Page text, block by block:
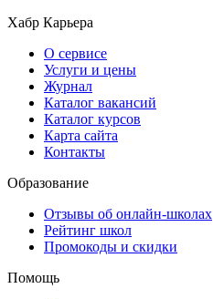
Хабр Карьера
О сервисе
Услуги и цены
Журнал
Каталог вакансий
Каталог курсов
Карта сайта
Контакты
Образование
Отзывы об онлайн-школах
Рейтинг школ
Промокоды и скидки
Помощь